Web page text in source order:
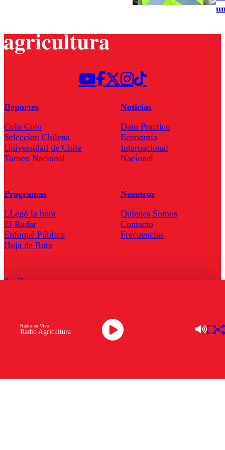
Radio Agricultura
Radio en Vivo
Deportes
Colo Colo
Seleccion Chilena
Universidad de Chile
Torneo Nacional
Noticias
Dato Practico
Economía
Internacional
Nacional
Programas
LLegó la hora
El Radar
Enfoqué Público
Hoja de Ruta
Nosotros
Quienes Somos
Contacto
Frecuencias
Tarifas
Descarga la APP